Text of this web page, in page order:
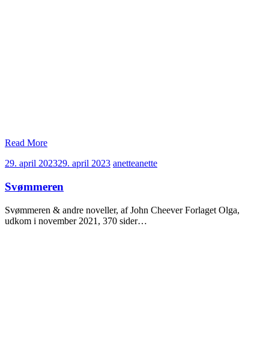
Read More
29. april 202329. april 2023 anetteanette
Svømmeren
Svømmeren & andre noveller, af John Cheever Forlaget Olga,
udkom i november 2021, 370 sider…